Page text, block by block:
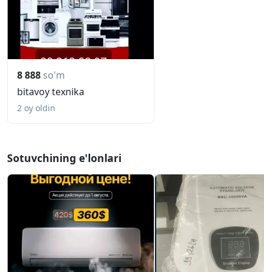
8 888 so'm
bitavoy texnika
2 oy oldin
Sotuvchining e'lonlari